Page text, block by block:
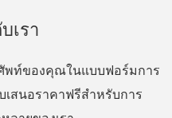
เรา
พท์ของคุณในแบบฟอร์มการ
เสนอราคาฟรีสำหรับการ